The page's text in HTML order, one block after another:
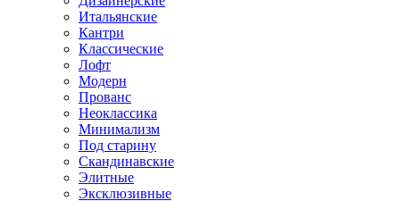
Итальянские
Кантри
Классические
Лофт
Модерн
Прованс
Неоклассика
Минимализм
Под старину
Скандинавские
Элитные
Эксклюзивные